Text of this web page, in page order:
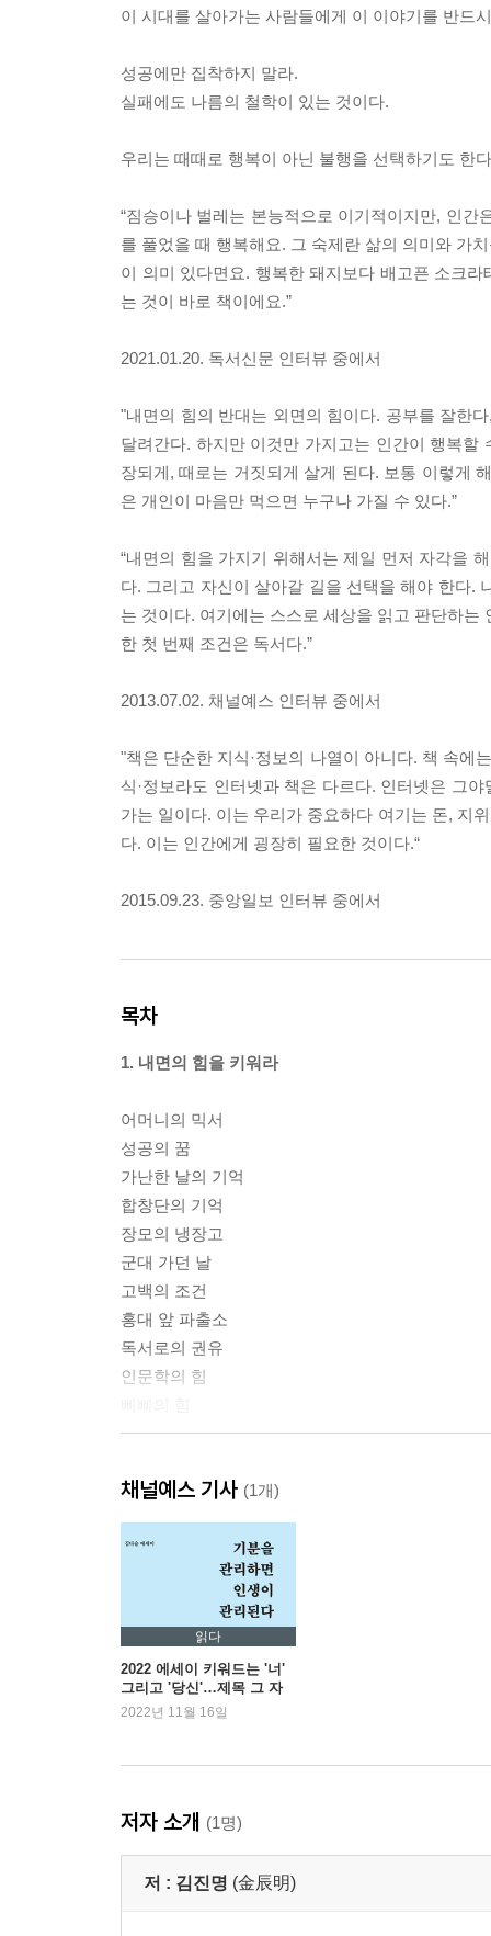
이 시대를 살아가는 사람들에게 이 이야기를 반드
성공에만 집착하지 말라.
실패에도 나름의 철학이 있는 것이다.
우리는 때때로 행복이 아닌 불행을 선택하기도 한
“짐승이나 벌레는 본능적으로 이기적이지만, 인간
를 풀었을 때 행복해요. 그 숙제란 삶의 의미와 가
이 의미 있다면요. 행복한 돼지보다 배고픈 소크
는 것이 바로 책이에요.”
2021.01.20. 독서신문 인터뷰 중에서
"내면의 힘의 반대는 외면의 힘이다. 공부를 잘한
달려간다. 하지만 이것만 가지고는 인간이 행복
장되게, 때로는 거짓되게 살게 된다. 보통 이렇게
은 개인이 마음만 먹으면 누구나 가질 수 있다.”
“내면의 힘을 가지기 위해서는 제일 먼저 자각을
다. 그리고 자신이 살아갈 길을 선택을 해야 한다.
는 것이다. 여기에는 스스로 세상을 읽고 판단하
한 첫 번째 조건은 독서다.”
2013.07.02. 채널예스 인터뷰 중에서
"책은 단순한 지식·정보의 나열이 아니다. 책 속에
식·정보라도 인터넷과 책은 다르다. 인터넷은 그
가는 일이다. 이는 우리가 중요하다 여기는 돈, 지
다. 이는 인간에게 굉장히 필요한 것이다.“
2015.09.23. 중앙일보 인터뷰 중에서
목차
1. 내면의 힘을 키워라
어머니의 믹서
성공의 꿈
가난한 날의 기억
합창단의 기억
장모의 냉장고
군대 가던 날
고백의 조건
홍대 앞 파출소
독서로의 권유
인문학의 힘
안중근의 어머니
인간은 존재하는 자체로 인류 역사에 기여한다
두 가지 다른 가르침
첫 문장이 유명한 소설
송광사 가는 길
이기적 유전자와 이타적 희생
인류의 진화와 도전의 순간
비극이 사라진 사회
3. 그들은 아름다웠다
내가 만난 도사
채널예스 기사 (1개)
읽다
2022 에세이 키워드는 '너'
그리고 '당신'…제목 그 자
체로의 격려
2022년 11월 16일
저자 소개 (1명)
저 : 김진명 (金辰明)